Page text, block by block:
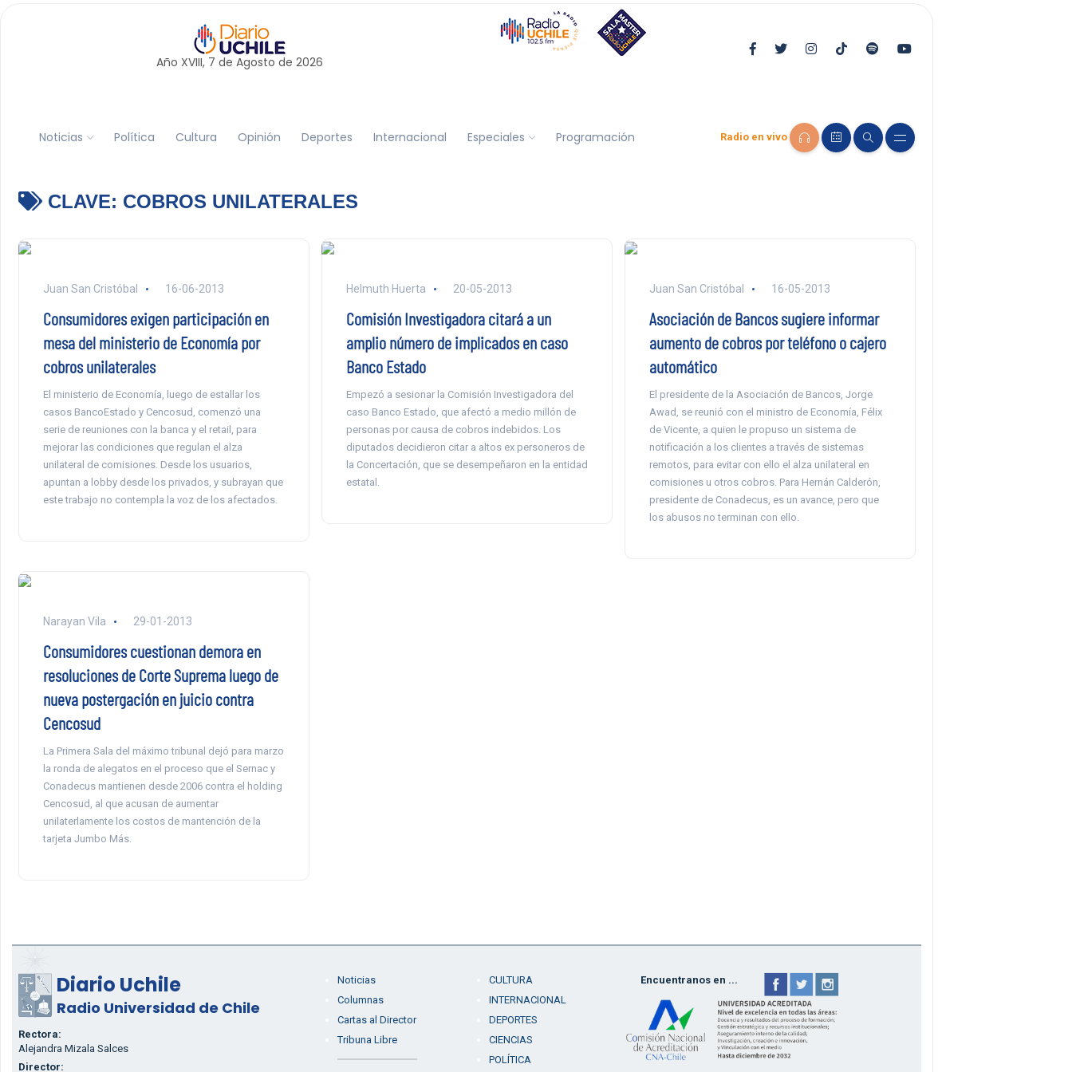
Año XVIII, 7 de Agosto de 2026
Noticias Política Cultura Opinión Deportes Internacional Especiales Programación Radio en vivo
CLAVE: COBROS UNILATERALES
Juan San Cristóbal 16-06-2013
Consumidores exigen participación en
mesa del ministerio de Economía por
cobros unilaterales
El ministerio de Economía, luego de estallar los
casos BancoEstado y Cencosud, comenzó una
serie de reuniones con la banca y el retail, para
mejorar las condiciones que regulan el alza
unilateral de comisiones. Desde los usuarios,
apuntan a lobby desde los privados, y subrayan que
este trabajo no contempla la voz de los afectados.
Helmuth Huerta 20-05-2013
Comisión Investigadora citará a un
amplio número de implicados en caso
Banco Estado
Empezó a sesionar la Comisión Investigadora del
caso Banco Estado, que afectó a medio millón de
personas por causa de cobros indebidos. Los
diputados decidieron citar a altos ex personeros de
la Concertación, que se desempeñaron en la entidad
estatal.
Juan San Cristóbal 16-05-2013
Asociación de Bancos sugiere informar
aumento de cobros por teléfono o cajero
automático
El presidente de la Asociación de Bancos, Jorge
Awad, se reunió con el ministro de Economía, Félix
de Vicente, a quien le propuso un sistema de
notificación a los clientes a través de sistemas
remotos, para evitar con ello el alza unilateral en
comisiones u otros cobros. Para Hernán Calderón,
presidente de Conadecus, es un avance, pero que
los abusos no terminan con ello.
Narayan Vila 29-01-2013
Consumidores cuestionan demora en
resoluciones de Corte Suprema luego de
nueva postergación en juicio contra
Cencosud
La Primera Sala del máximo tribunal dejó para marzo
la ronda de alegatos en el proceso que el Sernac y
Conadecus mantienen desde 2006 contra el holding
Cencosud, al que acusan de aumentar
unilaterlamente los costos de mantención de la
tarjeta Jumbo Más.
Diario Uchile
Radio Universidad de Chile
Rectora:
Alejandra Mizala Salces
Director:
Noticias
Columnas
Cartas al Director
Tribuna Libre
CULTURA
INTERNACIONAL
DEPORTES
CIENCIAS
POLÍTICA
Encuentranos en ...